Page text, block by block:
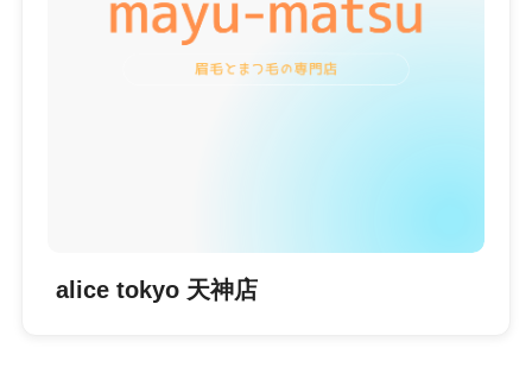
alice tokyo 天神店